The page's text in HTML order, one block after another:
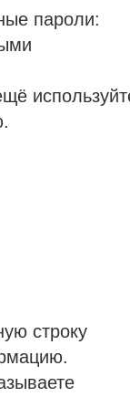
пароли:
строку